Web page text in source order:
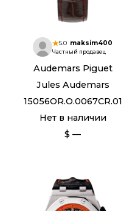
5.0 maksim400
Частный продавец
Audemars Piguet
Jules Audemars
15056OR.O.0067CR.01
Нет в наличии
$ —